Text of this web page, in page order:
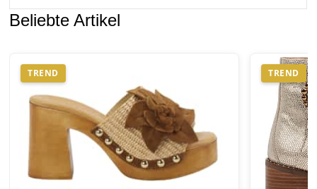
Beliebte Artikel
TREND TREND